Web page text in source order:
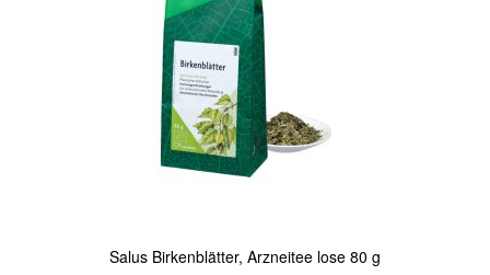
Salus Birkenblätter, Arzneitee lose 80 g